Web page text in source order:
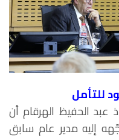
للتأمل
عبد الحفيظ الهرقام أن
إليه مدير عام سابق